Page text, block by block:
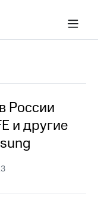
России
и другие